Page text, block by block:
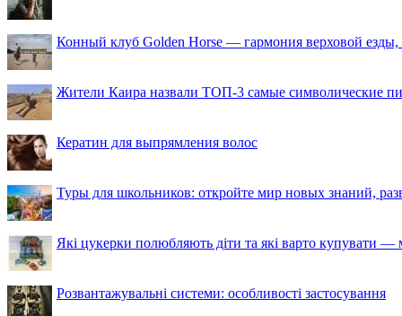
Конный клуб Golden Horse — гармония верховой езды,
Жители Каира назвали ТОП-3 самые символические
Кератин для выпрямления волос
Туры для школьников: откройте мир новых знаний,
Які цукерки полюбляють діти та які варто купувати —
Розвантажувальні системи: особливості застосування